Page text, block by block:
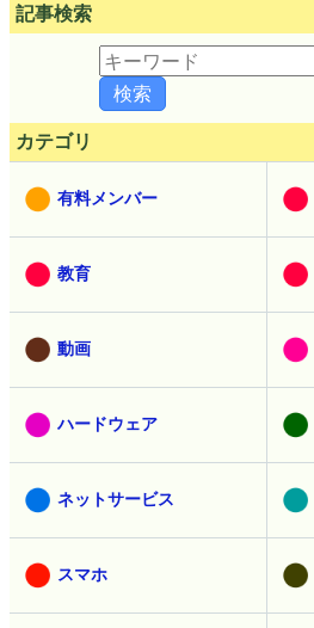
記事検索
カテゴリ
有料メンバー
教育
動画
ハードウェア
ネットサービス
スマホ